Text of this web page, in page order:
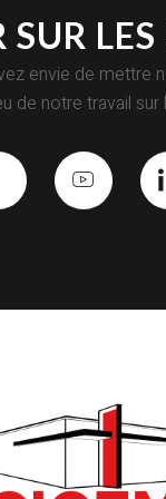
SUR
envie de mettre
de notre travail